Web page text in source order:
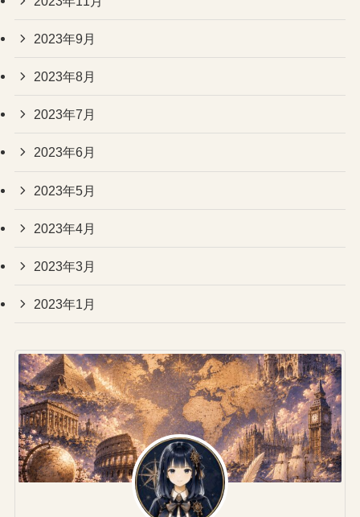
2023年9月
2023年8月
2023年7月
2023年6月
2023年5月
2023年4月
2023年3月
2023年1月